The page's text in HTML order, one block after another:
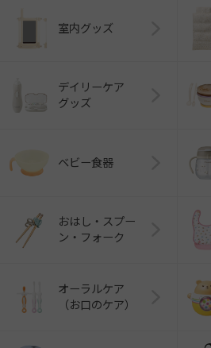
室内グッズ
デイリーケア
グッズ
ベビー食器
おはし・スプー
ン・フォーク
オーラルケア
（お口のケア）